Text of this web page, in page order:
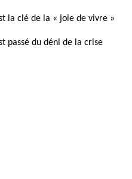
la clé de la « joie de vivre »
passé du déni de la crise